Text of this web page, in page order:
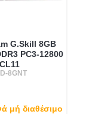
G.Skill 8GB
PC3-12800
8GNT
μή διαθέσιμο